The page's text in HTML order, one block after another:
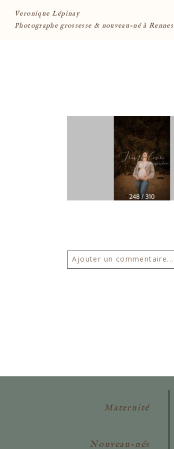
Veronique Lépinay
Photographe grossesse & nouveau-né à Rennes
Ajouter un commentaire...
Maternité
Nouveau-nés